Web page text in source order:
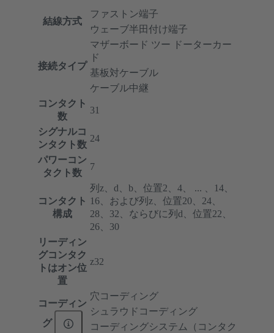
結線方式
ファストン端子
ウェーブ半田付け端子
接続タイプ
マザーボード ツー ドーターカー
ド
基板対ケーブル
ケーブル中継
コンタクト
数
31
シグナルコ
ンタクト数
24
パワーコン
タクト数
7
コンタクト
構成
列z、d、b、位置2、4、 ... 、14、
16、および列z、位置20、24、
28、32、ならびに列d、位置22、
26、30
リーディン
グコンタク
トはオン位
置
z32
コーディン
グ
穴コーディング
シュラウドコーディング
コーディングシステム（コンタク